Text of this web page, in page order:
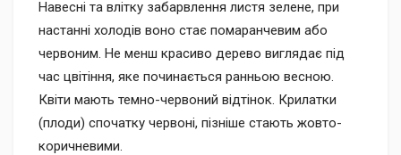
Навесні та влітку забарвлення листя зелене, при
настанні холодів воно стає помаранчевим або
червоним. Не менш красиво дерево виглядає під
час цвітіння, яке починається ранньою весною.
Квіти мають темно-червоний відтінок. Крилатки
(плоди) спочатку червоні, пізніше стають жовто-
коричневими.